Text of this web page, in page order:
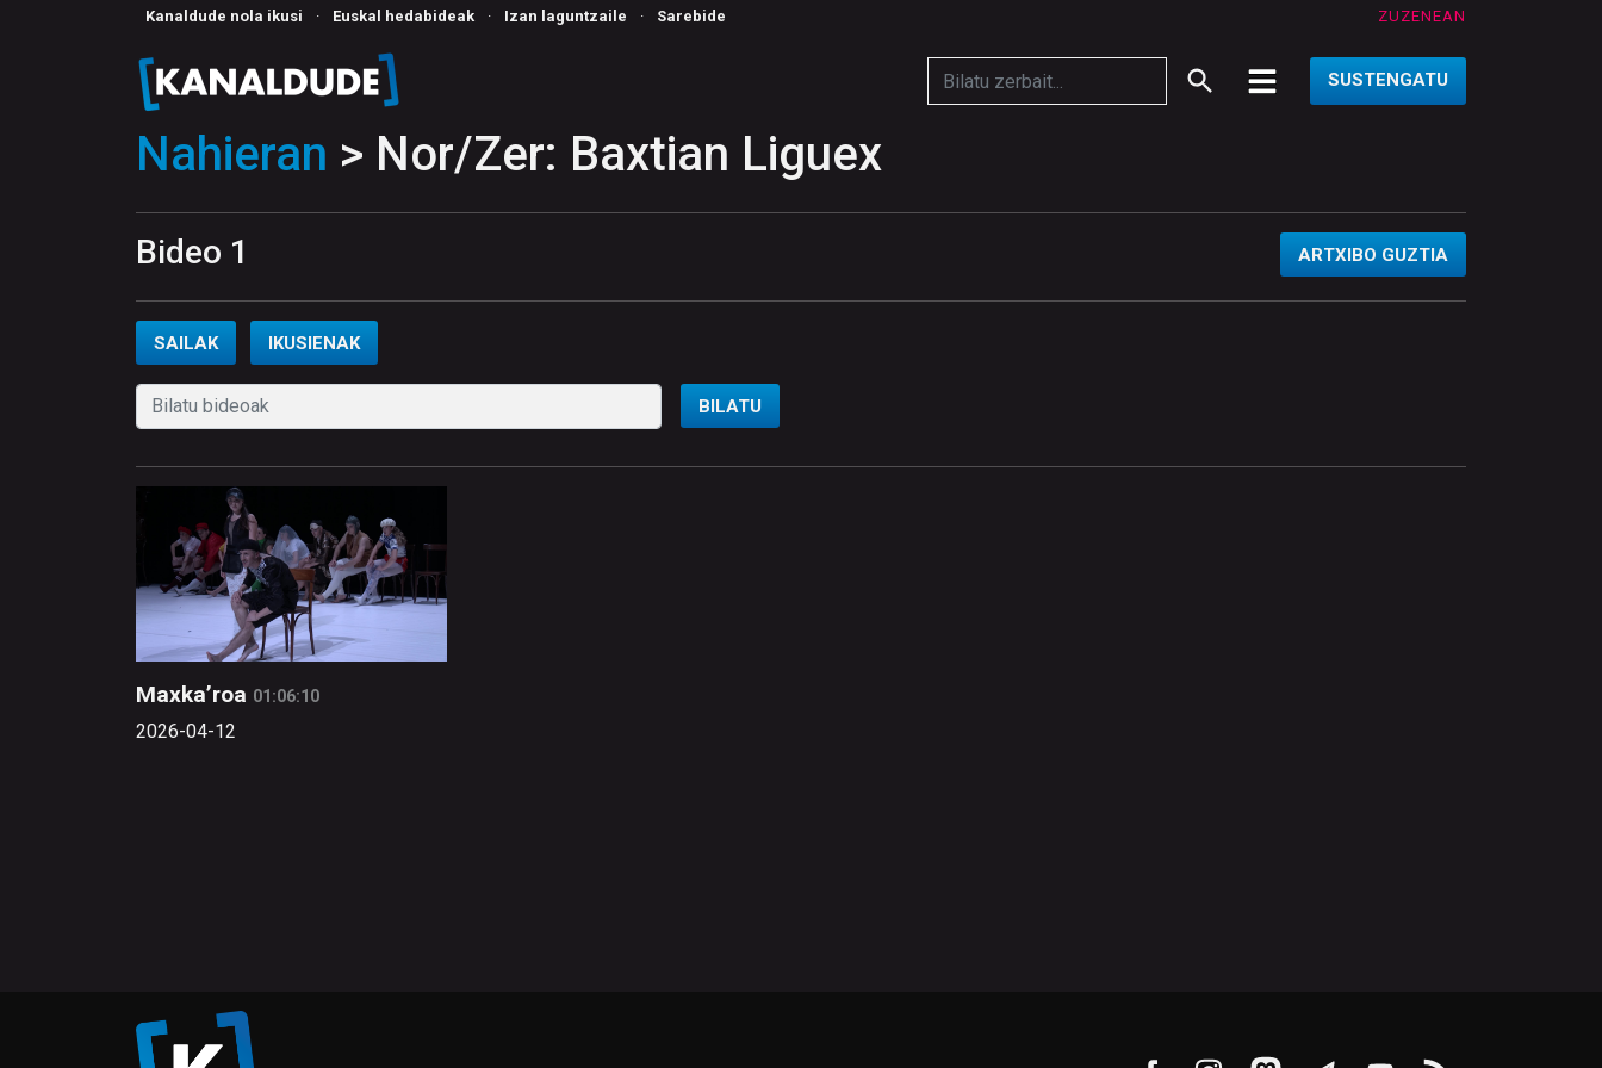
Kanaldude nola ikusi · Euskal hedabideak · Izan laguntzaile · Sarebide ZUZENEAN
SUSTENGATU
Nahieran > Nor/Zer: Baxtian Liguex
Bideo 1 ARTXIBO GUZTIA
SAILAK IKUSIENAK
BILATU
Maxka’roa 01:06:10
2026-04-12